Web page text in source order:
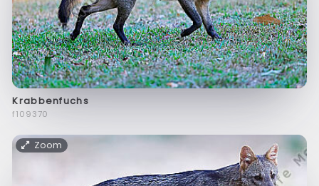
Krabbenfuchs
f109370
Zoom